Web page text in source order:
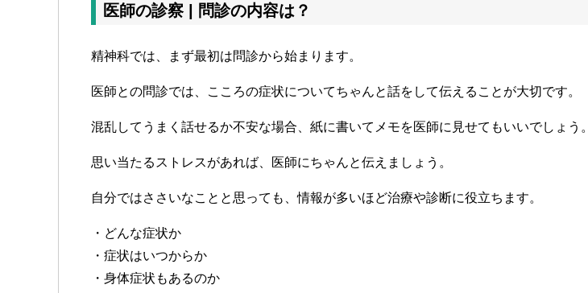
医師の診察 | 問診の内容は？
精神科では、まず最初は問診から始まります。
医師との問診では、こころの症状についてちゃんと話をして伝えることが大切です。
混乱してうまく話せるか不安な場合、紙に書いてメモを医師に見せてもいいでしょう。
思い当たるストレスがあれば、医師にちゃんと伝えましょう。
自分ではささいなことと思っても、情報が多いほど治療や診断に役立ちます。
・どんな症状か
・症状はいつからか
・身体症状もあるのか